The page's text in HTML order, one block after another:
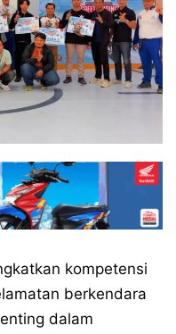
kompetensi
berkendara
dalam